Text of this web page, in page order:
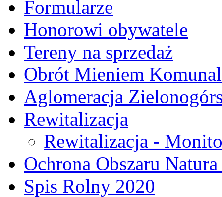
Formularze
Honorowi obywatele
Tereny na sprzedaż
Obrót Mieniem
Aglomeracja
Rewitalizacja
Rewitalizacja -
Ochrona Obszaru
Spis Rolny 2020